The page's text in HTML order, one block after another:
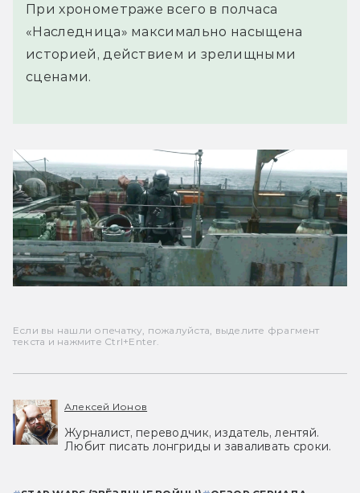
При хронометраже всего в полчаса
«Наследница» максимально насыщена
историей, действием и зрелищными
сценами.
Если вы нашли опечатку, пожалуйста, выделите фрагмент
текста и нажмите Ctrl+Enter.
Алексей Ионов
Журналист, переводчик, издатель, лентяй.
Любит писать лонгриды и заваливать сроки.